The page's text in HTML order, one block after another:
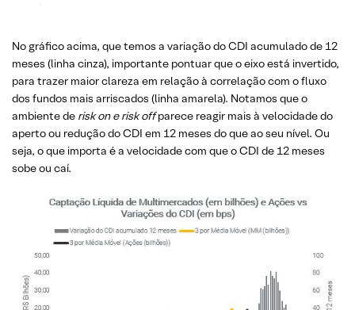
No gráfico acima, que temos a variação do CDI acumulado de 12
meses (linha cinza), importante pontuar que o eixo está invertido,
para trazer maior clareza em relação à correlação com o fluxo
dos fundos mais arriscados (linha amarela). Notamos que o
ambiente de risk on e risk offparece reagir mais à velocidade do
aperto ou redução do CDI em 12 meses do que ao seu nível. Ou
seja, o que importa é a velocidade com que o CDI de 12 meses
sobe ou caí​.